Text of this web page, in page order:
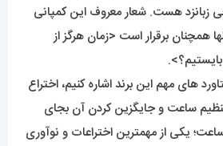
زبانزد هست. شعار معروف این کمپانی
همچنان برقرار است <زمان هرگز از
های مهم این برند اشاره کنیم، اختراع
ساعت و جایگزین کردن آن بجای
یکی از مهمترین اختراعات و نوآوری